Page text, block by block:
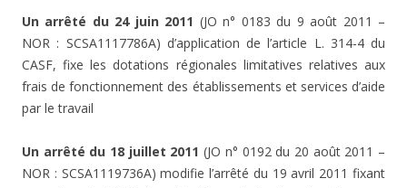
Un arrêté du 24 juin 2011 (JO n° 0183 du 9 août 2011 –
NOR : SCSA1117786A) d’application de l’article L. 314-4 du
CASF, fixe les dotations régionales limitatives relatives aux
frais de fonctionnement des établissements et services d’aide
par le travail
Un arrêté du 18 juillet 2011 (JO n° 0192 du 20 août 2011 –
NOR : SCSA1119736A) modifie l’arrêté du 19 avril 2011 fixant